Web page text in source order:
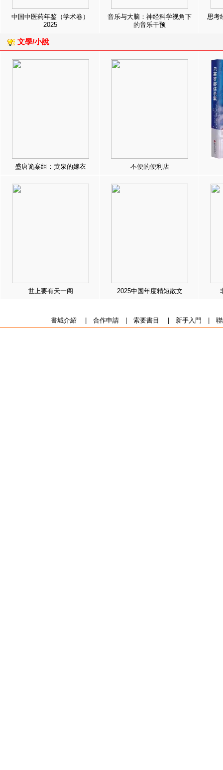
中国中医药年鉴（学术卷）
2025
音乐与大脑：神经科学视角下
的音乐干预
思考
文學/小說
盛唐诡案组：黄泉的嫁衣 不便的便利店
世上要有天一阁 2025中国年度精短散文
書城介紹 合作申請| 索要書目 新手入門